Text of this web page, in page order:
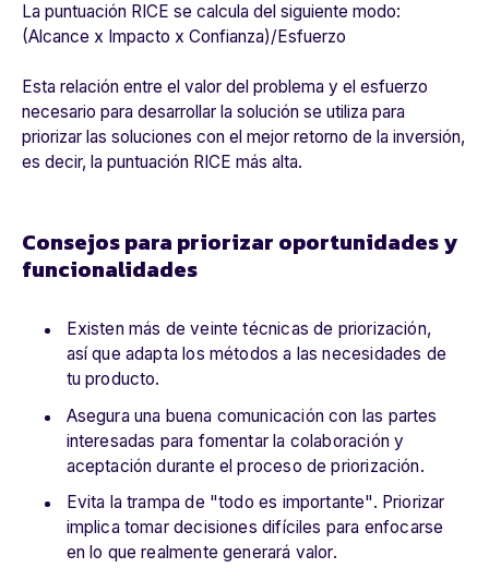
La puntuación RICE se calcula del siguiente modo:
(Alcance x Impacto x Confianza)/Esfuerzo
Esta relación entre el valor del problema y el esfuerzo
necesario para desarrollar la solución se utiliza para
priorizar las soluciones con el mejor retorno de la inversión,
es decir, la puntuación RICE más alta.
Consejos para priorizar oportunidades y
funcionalidades
Existen más de veinte técnicas de priorización,
así que adapta los métodos a las necesidades de
tu producto.
Asegura una buena comunicación con las partes
interesadas para fomentar la colaboración y
aceptación durante el proceso de priorización.
Evita la trampa de "todo es importante". Priorizar
implica tomar decisiones difíciles para enfocarse
en lo que realmente generará valor.